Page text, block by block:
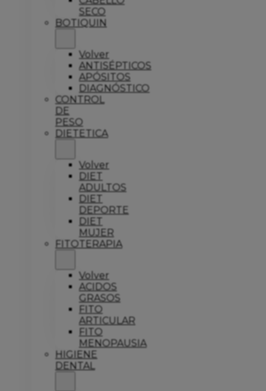
SECO
BOTIQUIN
Volver
ANTISÉPTICOS
APÓSITOS
DIAGNÓSTICO
CONTROL
DE
PESO
DIETETICA
Volver
DIET
ADULTOS
DIET
DEPORTE
DIET
MUJER
FITOTERAPIA
Volver
ACIDOS
GRASOS
FITO
ARTICULAR
FITO
MENOPAUSIA
HIGIENE
DENTAL